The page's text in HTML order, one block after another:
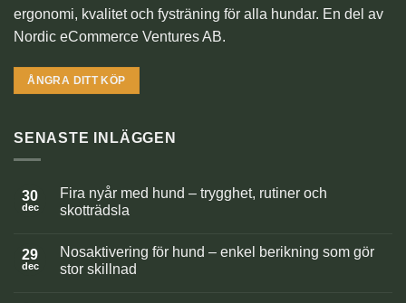
ergonomi, kvalitet och fysträning för alla hundar. En del av
Nordic eCommerce Ventures AB.
ÅNGRA DITT KÖP
SENASTE INLÄGGEN
30
dec
Fira nyår med hund – trygghet, rutiner och
skotträdsla
till
Fira
nyår
29
dec
Nosaktivering för hund – enkel berikning som gör
stor skillnad